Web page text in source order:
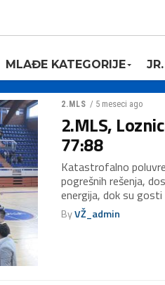
MLAĐE KATEGORIJE
2.MLS / 5 meseci ago
2.MLS,
77:88
Katastrofalno
pogrešnih rešenja,
energija, dok su
ByVŽ_admin